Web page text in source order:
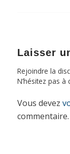
Laisser
Rejoindre la
N’hésitez pas à
Vous devez
commentaire.